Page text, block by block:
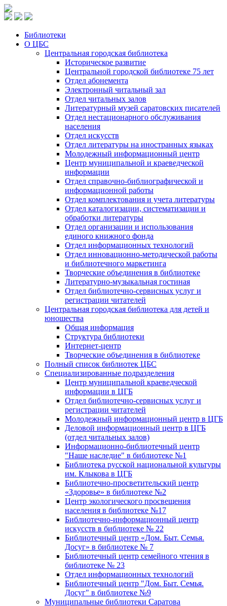
Библиотеки
О ЦБС
Центральная городская библиотека
Историческое развитие
Центральной городской библиотеке 75 лет
Отдел абонемента
Электронный читальный зал
Отдел читальных залов
Литературный музей саратовских писателей
Отдел нестационарного обслуживания
населения
Отдел искусств
Отдел литературы на иностранных языках
Молодежный информационный центр
Центр муниципальной и краеведческой
информации
Отдел справочно-библиографической и
информационной работы
Отдел комплектования и учета литературы
Отдел каталогизации, систематизации и
обработки литературы
Отдел организации и использования
единого книжного фонда
Отдел информационных технологий
Отдел инновационно-методической работы
и библиотечного маркетинга
Творческие объединения в библиотеке
Литературно-музыкальная гостиная
Отдел библиотечно-сервисных услуг и
регистрации читателей
Центральная городская библиотека для детей и
юношества
Общая информация
Структура библиотеки
Интернет-центр
Творческие объединения в библиотеке
Полный список библиотек ЦБС
Специализированные подразделения
Центр муниципальной краеведческой
информации в ЦГБ
Отдел библиотечно-сервисных услуг и
регистрации читателей
Молодежный информационный центр в ЦГБ
Деловой информационный центр в ЦГБ
(отдел читальных залов)
Информационно-библиотечный центр
"Наше наследие" в библиотеке №1
Библиотека русской национальной культуры
им. Клыкова в ЦГБ
Библиотечно-просветительский центр
«Здоровье» в библиотеке №2
Центр экологического просвещения
населения в библиотеке №17
Библиотечно-информационный центр
искусств в библиотеке № 22
Библиотечный центр «Дом. Быт. Семья.
Досуг» в библиотеке № 7
Библиотечный центр семейного чтения в
библиотеке № 23
Отдел информационных технологий
Библиотечный центр "Дом. Быт. Семья.
Досуг" в библиотеке №9
Муниципальные библиотеки Саратова